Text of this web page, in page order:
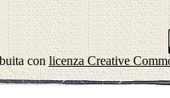
conlicenza Creative